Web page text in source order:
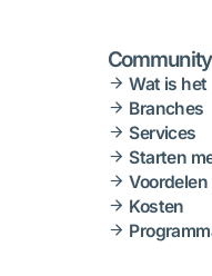
Wat is het
Branches
Services
Starten
Voordelen
Kosten